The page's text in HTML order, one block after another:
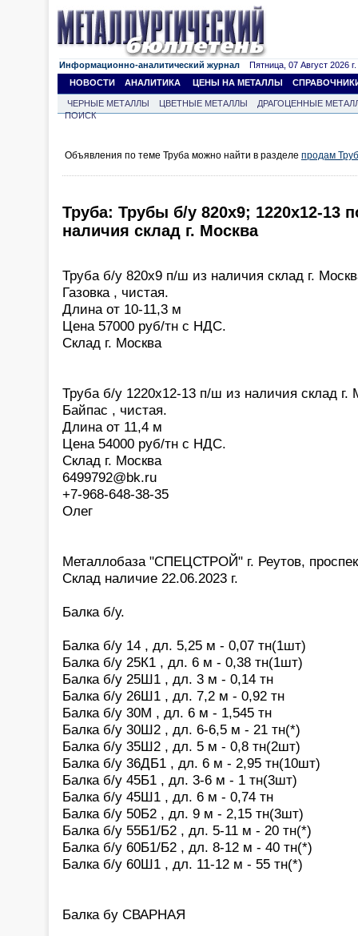
Информационно-аналитический журнал Пятница, 07 Август 2026 г.
НОВОСТИ
АНАЛИТИКА ЦЕНЫ НА МЕТАЛЛЫ
ЧЕРНЫЕ МЕТАЛЛЫ ЦВЕТНЫЕ МЕТАЛЛЫ
ДРАГОЦЕННЫЕ
ПОИСК
Объявления по теме Труба можно найти в разделе продам
Труба: Трубы б/у 820х9; 1220х12-13
наличия склад г. Москва
Труба б/у 820х9 п/ш из наличия склад г.
Газовка , чистая.
Длина от 10-11,3 м
Цена 57000 руб/тн с НДС.
Склад г. Москва
Труба б/у 1220х12-13 п/ш из наличия склад г.
Байпас , чистая.
Длина от 11,4 м
Цена 54000 руб/тн с НДС.
Склад г. Москва
6499792@bk.ru
+7-968-648-38-35
Олег
Металлобаза "СПЕЦСТРОЙ" г. Реутов,
Склад наличие 22.06.2023 г.
Балка б/у.
Балка б/у 14 , дл. 5,25 м - 0,07 тн(1шт)
Балка б/у 25К1 , дл. 6 м - 0,38 тн(1шт)
Балка б/у 25Ш1 , дл. 3 м - 0,14 тн
Балка б/у 26Ш1 , дл. 7,2 м - 0,92 тн
Балка б/у 30М , дл. 6 м - 1,545 тн
Балка б/у 30Ш2 , дл. 6-6,5 м - 21 тн(*)
Балка б/у 35Ш2 , дл. 5 м - 0,8 тн(2шт)
Балка б/у 36ДБ1 , дл. 6 м - 2,95 тн(10шт)
Балка б/у 45Б1 , дл. 3-6 м - 1 тн(3шт)
Балка б/у 45Ш1 , дл. 6 м - 0,74 тн
Балка б/у 50Б2 , дл. 9 м - 2,15 тн(3шт)
Балка б/у 55Б1/Б2 , дл. 5-11 м - 20 тн(*)
Балка б/у 60Б1/Б2 , дл. 8-12 м - 40 тн(*)
Балка б/у 60Ш1 , дл. 11-12 м - 55 тн(*)
Балка бу СВАРНАЯ